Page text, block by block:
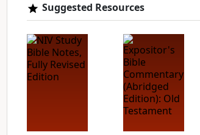
Suggested Resources